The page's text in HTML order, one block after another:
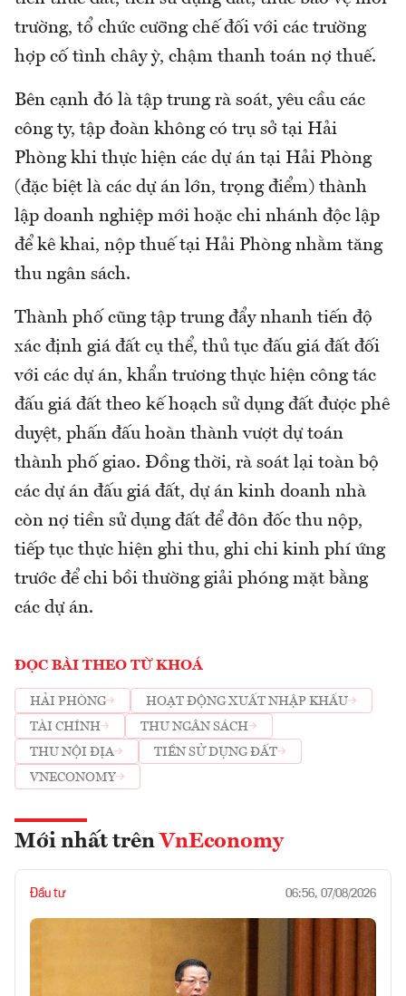
trường, tổ chức cưỡng chế đối với các trường
hợp cố tình chây ỳ, chậm thanh toán nợ thuế.
Bên cạnh đó là tập trung rà soát, yêu cầu các
công ty, tập đoàn không có trụ sở tại Hải
Phòng khi thực hiện các dự án tại Hải Phòng
(đặc biệt là các dự án lớn, trọng điểm) thành
lập doanh nghiệp mới hoặc chi nhánh độc lập
để kê khai, nộp thuế tại Hải Phòng nhằm tăng
thu ngân sách.
Thành phố cũng tập trung đẩy nhanh tiến độ
xác định giá đất cụ thể, thủ tục đấu giá đất đối
với các dự án, khẩn trương thực hiện công tác
đấu giá đất theo kế hoạch sử dụng đất được phê
duyệt, phấn đấu hoàn thành vượt dự toán
thành phố giao. Đồng thời, rà soát lại toàn bộ
các dự án đấu giá đất, dự án kinh doanh nhà
còn nợ tiền sử dụng đất để đôn đốc thu nộp,
tiếp tục thực hiện ghi thu, ghi chi kinh phí ứng
trước để chi bồi thường giải phóng mặt bằng
các dự án.
ĐỌC BÀI THEO TỪ KHOÁ
HẢI PHÒNG
HOẠT ĐỘNG XUẤT NHẬP KHẨU
TÀI CHÍNH
THU NGÂN SÁCH
THU NỘI ĐỊA
TIỀN SỬ DỤNG ĐẤT
VNECONOMY
Mới nhất trên VnEconomy
Đầu tư 06:56, 07/08/2026